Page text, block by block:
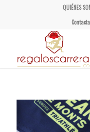
QUIÉNES